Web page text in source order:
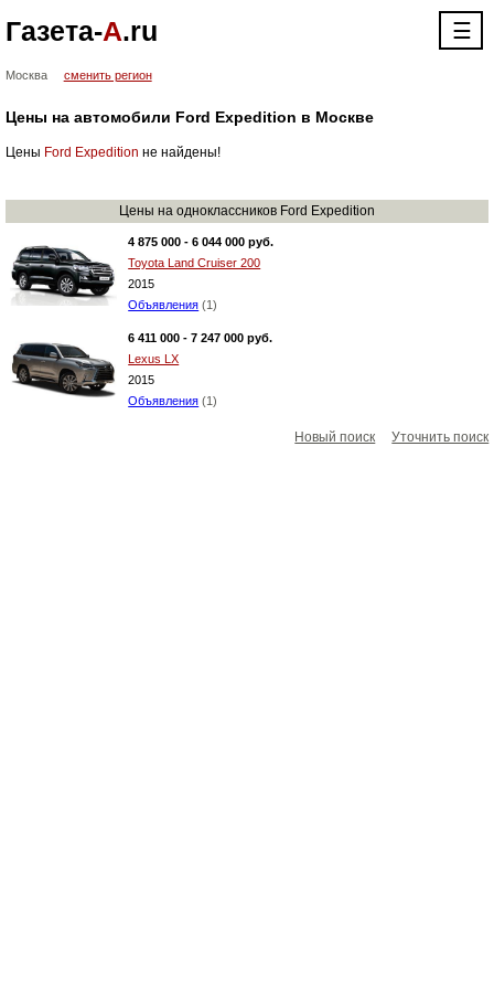
Газета-А.ru ☰
Москва сменить регион
Цены на автомобили Ford Expedition в Москве
Цены Ford Expedition не найдены!
Цены на одноклассников Ford Expedition
4 875 000 - 6 044 000 руб.
Toyota Land Cruiser 200
2015
Объявления (1)
6 411 000 - 7 247 000 руб.
Lexus LX
2015
Объявления (1)
Новый поиск Уточнить поиск